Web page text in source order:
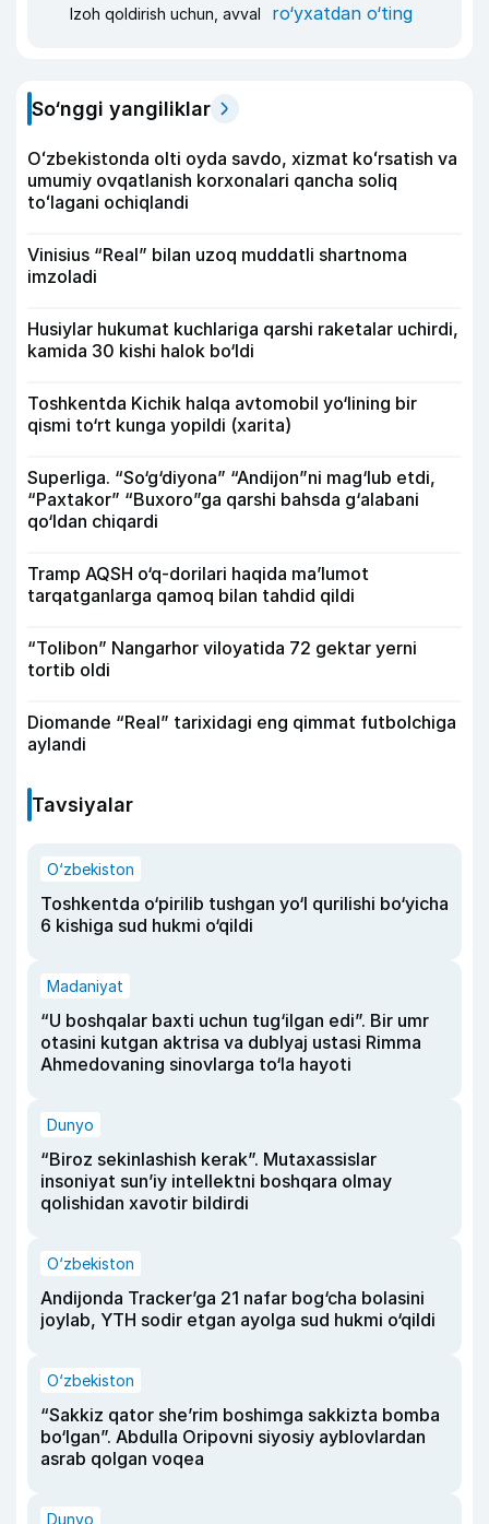
Izoh qoldirish uchun, avval ro‘yxatdan o‘ting
So‘nggi yangiliklar
Oʻzbekistonda olti oyda savdo, xizmat koʻrsatish va
umumiy ovqatlanish korxonalari qancha soliq
toʻlagani ochiqlandi
Vinisius “Real” bilan uzoq muddatli shartnoma
imzoladi
Husiylar hukumat kuchlariga qarshi raketalar uchirdi,
kamida 30 kishi halok bo‘ldi
Toshkentda Kichik halqa avtomobil yo‘lining bir
qismi to‘rt kunga yopildi (xarita)
Superliga. “So‘g‘diyona” “Andijon”ni mag‘lub etdi,
“Paxtakor” “Buxoro”ga qarshi bahsda g‘alabani
qo‘ldan chiqardi
Tramp AQSH o‘q-dorilari haqida ma’lumot
tarqatganlarga qamoq bilan tahdid qildi
“Tolibon” Nangarhor viloyatida 72 gektar yerni
tortib oldi
Diomande “Real” tarixidagi eng qimmat futbolchiga
aylandi
Tavsiyalar
O‘zbekiston
Toshkentda o‘pirilib tushgan yo‘l qurilishi bo‘yicha
6 kishiga sud hukmi o‘qildi
Madaniyat
“U boshqalar baxti uchun tug‘ilgan edi”. Bir umr
otasini kutgan aktrisa va dublyaj ustasi Rimma
Ahmedovaning sinovlarga to‘la hayoti
Dunyo
“Biroz sekinlashish kerak”. Mutaxassislar
insoniyat sun’iy intellektni boshqara olmay
qolishidan xavotir bildirdi
O‘zbekiston
Andijonda Tracker’ga 21 nafar bog‘cha bolasini
joylab, YTH sodir etgan ayolga sud hukmi o‘qildi
O‘zbekiston
“Sakkiz qator she’rim boshimga sakkizta bomba
bo‘lgan”. Abdulla Oripovni siyosiy ayblovlardan
asrab qolgan voqea
Dunyo